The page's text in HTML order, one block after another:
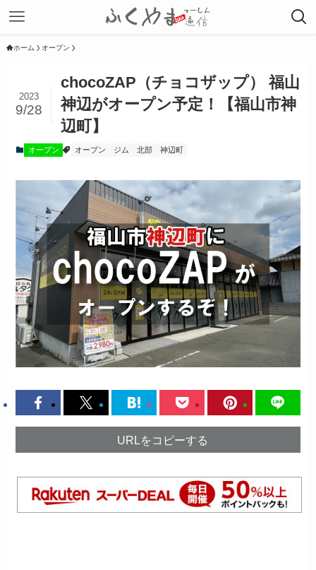
ホーム オープン
chocoZAP（チョコザップ） 福山
神辺がオープン予定！【福山市神
辺町】
2023
9/28
オープン オープン ジム 北部 神辺町
URLをコピーする